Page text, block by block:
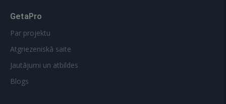
GetaPro
Par projektu
Atgriezeniskā saite
Jautājumi un atbildes
Blogs